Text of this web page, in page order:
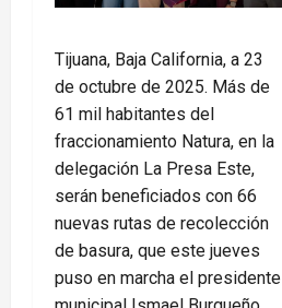
Tijuana, Baja California, a 23
de octubre de 2025. Más de
61 mil habitantes del
fraccionamiento Natura, en la
delegación La Presa Este,
serán beneficiados con 66
nuevas rutas de recolección
de basura, que este jueves
puso en marcha el presidente